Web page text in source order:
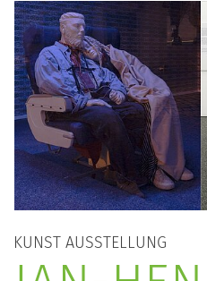
KUNST AUSSTELLUNG